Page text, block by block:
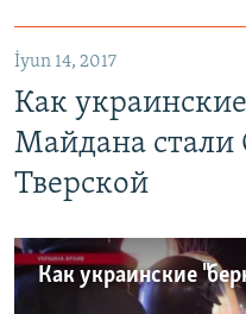
İyun 14, 2017
Как
Майдана
Тверской